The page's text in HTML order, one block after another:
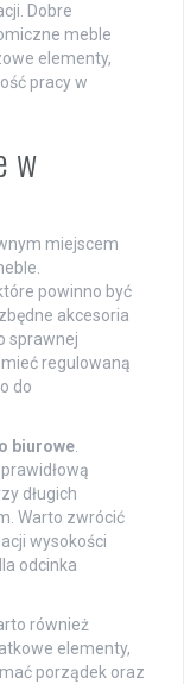
Dobre
meble
elementy,
pracy w
w
miejscem
powinno być
akcesoria
sprawnej
regulowaną
do
biurowe.
długich
Warto zwrócić
wysokości
odcinka
również
elementy,
porządek oraz